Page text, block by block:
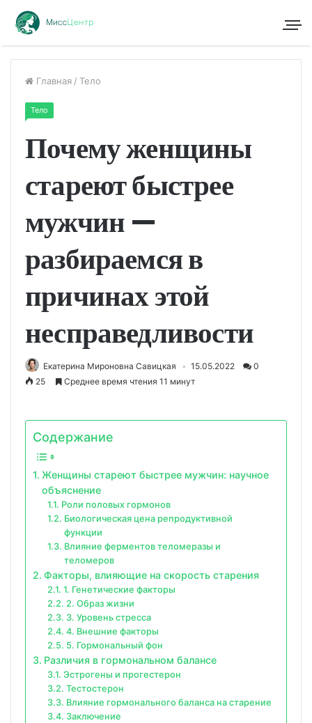
Главная / Тело
Тело
Почему женщины
стареют быстрее
мужчин —
разбираемся в
причинах этой
несправедливости
Екатерина Мироновна Савицкая 15.05.2022
0
25
Среднее время чтения 11 минут
Содержание
Женщины стареют быстрее мужчин: научное
объяснение
Роли половых гормонов
Биологическая цена репродуктивной
функции
Влияние ферментов теломеразы и
теломеров
Факторы, влияющие на скорость старения
1. Генетические факторы
2. Образ жизни
3. Уровень стресса
4. Внешние факторы
5. Гормональный фон
Различия в гормональном балансе
Эстрогены и прогестерон
Тестостерон
Влияние гормонального баланса на старение
Заключение